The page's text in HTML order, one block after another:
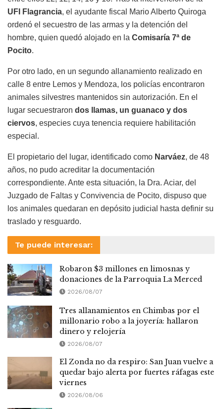
UFI Flagrancia, el ayudante fiscal Mario Alberto Quiroga
ordenó el secuestro de las armas y la detención del
hombre, quien quedó alojado en la Comisaría 7ª de
Pocito.
Por otro lado, en un segundo allanamiento realizado en
calle 8 entre Lemos y Mendoza, los policías encontraron
animales silvestres mantenidos sin autorización. En el
lugar secuestraron dos llamas, un guanaco y dos
ciervos, especies cuya tenencia requiere habilitación
especial.
El propietario del lugar, identificado como Narváez, de 48
años, no pudo acreditar la documentación
correspondiente. Ante esta situación, la Dra. Aciar, del
Juzgado de Faltas y Convivencia de Pocito, dispuso que
los animales quedaran en depósito judicial hasta definir su
traslado y resguardo.
Te puede interesar:
Robaron $3 millones en limosnas y
donaciones de la Parroquia La Merced
2026/08/07
Tres allanamientos en Chimbas por el
millonario robo a la joyería: hallaron
dinero y relojería
2026/08/07
El Zonda no da respiro: San Juan vuelve a
quedar bajo alerta por fuertes ráfagas este
viernes
2026/08/06